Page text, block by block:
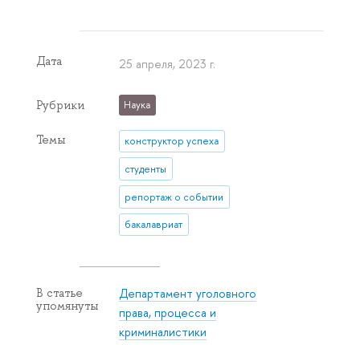
Дата 25 апреля, 2023 г.
Рубрики Наука
Темы конструктор успеха
студенты
репортаж о событии
бакалавриат
В статье
упомянуты
Департамент уголовного
права, процесса и
криминалистики